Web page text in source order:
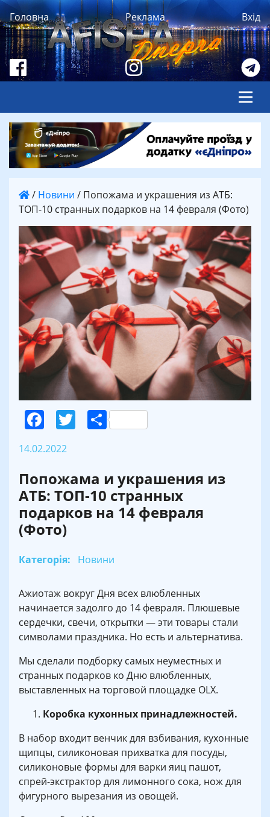
Головна Реклама Вхід
/ Новини / Попожама и украшения из АТБ:
ТОП-10 странных подарков на 14 февраля (Фото)
Facebook
Twitter
Поділитися
14.02.2022
Попожама и украшения из
АТБ: ТОП-10 странных
подарков на 14 февраля
(Фото)
Категорія: Новини
Ажиотаж вокруг Дня всех влюбленных
начинается задолго до 14 февраля. Плюшевые
сердечки, свечи, открытки — эти товары стали
символами праздника. Но есть и альтернатива.
Мы сделали подборку самых неуместных и
странных подарков ко Дню влюбленных,
выставленных на торговой площадке OLX.
Коробка кухонных принадлежностей.
В набор входит венчик для взбивания, кухонные
щипцы, силиконовая прихватка для посуды,
силиконовые формы для варки яиц пашот,
спрей-экстрактор для лимонного сока, нож для
фигурного вырезания из овощей.